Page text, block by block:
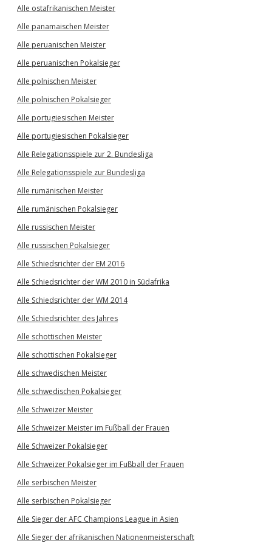
Alle ostafrikanischen Meister
Alle panamaischen Meister
Alle peruanischen Meister
Alle peruanischen Pokalsieger
Alle polnischen Meister
Alle polnischen Pokalsieger
Alle portugiesischen Meister
Alle portugiesischen Pokalsieger
Alle Relegationsspiele zur 2. Bundesliga
Alle Relegationsspiele zur Bundesliga
Alle rumänischen Meister
Alle rumänischen Pokalsieger
Alle russischen Meister
Alle russischen Pokalsieger
Alle Schiedsrichter der EM 2016
Alle Schiedsrichter der WM 2010 in Südafrika
Alle Schiedsrichter der WM 2014
Alle Schiedsrichter des Jahres
Alle schottischen Meister
Alle schottischen Pokalsieger
Alle schwedischen Meister
Alle schwedischen Pokalsieger
Alle Schweizer Meister
Alle Schweizer Meister im Fußball der Frauen
Alle Schweizer Pokalsieger
Alle Schweizer Pokalsieger im Fußball der Frauen
Alle serbischen Meister
Alle serbischen Pokalsieger
Alle Sieger der AFC Champions League in Asien
Alle Sieger der afrikanischen Nationenmeisterschaft